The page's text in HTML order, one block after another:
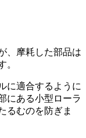
、摩耗した部品は
。
に適合するように
にある小型ローラ
るむのを防ぎま